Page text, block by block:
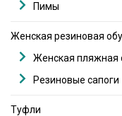
Пимы
Женская резиновая
Женская пляжная
Резиновые сапоги
Туфли